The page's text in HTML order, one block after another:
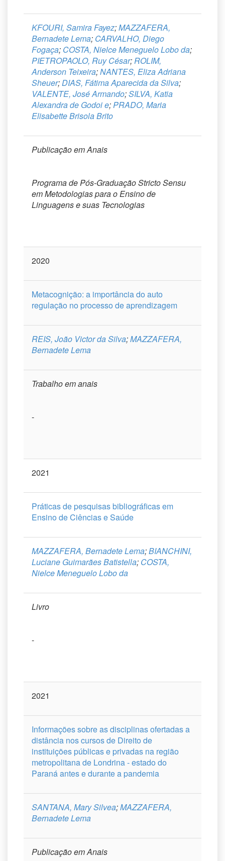
KFOURI, Samira Fayez;MAZZAFERA,
Bernadete Lema; CARVALHO, Diego
Fogaça; COSTA, Nielce Meneguelo Lobo da;
PIETROPAOLO, Ruy César;ROLIM,
Anderson Teixeira;NANTES, Eliza Adriana
Sheuer;DIAS, Fátima Aparecida da Silva;
VALENTE, José Armando;SILVA, Katia
Alexandra de Godoi e;PRADO, Maria
Elisabette Brisola Brito
Publicação em Anais
Programa de Pós-Graduação Stricto Sensu
em Metodologias para o Ensino de
Linguagens e suas Tecnologias
2020
Metacognição: a importância do auto
regulação no processo de aprendizagem
REIS, João Victor da Silva;MAZZAFERA,
Bernadete Lema
Trabalho em anais
-
2021
Práticas de pesquisas bibliográficas em
Ensino de Ciências e Saúde
MAZZAFERA, Bernadete Lema;BIANCHINI,
Luciane Guimarães Batistella; COSTA,
Nielce Meneguelo Lobo da
Livro
-
2021
Informações sobre as disciplinas ofertadas a
distância nos cursos de Direito de
instituições públicas e privadas na região
metropolitana de Londrina - estado do
Paraná antes e durante a pandemia
SANTANA, Mary Silvea;MAZZAFERA,
Bernadete Lema
Publicação em Anais